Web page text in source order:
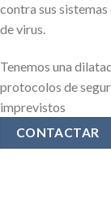
contra sus
de virus.
Tenemos una
protocolos de
imprevistos
CONTACTAR